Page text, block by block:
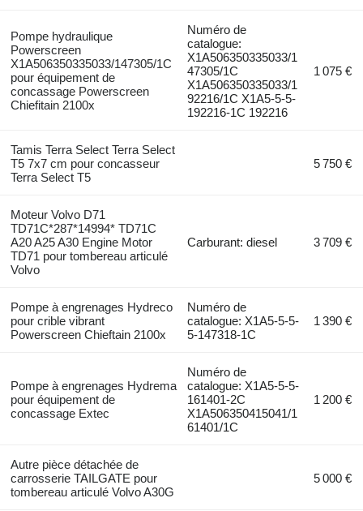
Pompe hydraulique
Powerscreen
X1A506350335033/147305/1C
pour équipement de
concassage Powerscreen
Chiefitain 2100x
Numéro de
catalogue:
X1A506350335033/1
47305/1C
X1A506350335033/1
92216/1C X1A5-5-5-
192216-1C 192216
1 075 €
Tamis Terra Select Terra Select
T5 7x7 cm pour concasseur
Terra Select T5
5 750 €
Moteur Volvo D71
TD71C*287*14994* TD71C
A20 A25 A30 Engine Motor
TD71 pour tombereau articulé
Volvo
Carburant: diesel 3 709 €
Pompe à engrenages Hydreco
pour crible vibrant
Powerscreen Chieftain 2100x
Numéro de
catalogue: X1A5-5-5-
5-147318-1C
1 390 €
Pompe à engrenages Hydrema
pour équipement de
concassage Extec
Numéro de
catalogue: X1A5-5-5-
161401-2C
X1A506350415041/1
61401/1C
1 200 €
Autre pièce détachée de
carrosserie TAILGATE pour
tombereau articulé Volvo A30G
5 000 €